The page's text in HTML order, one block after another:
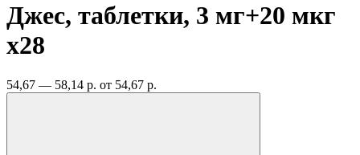
Джес, таблетки, 3 мг+20 мкг
x28
54,67 — 58,14 р. от 54,67 р.